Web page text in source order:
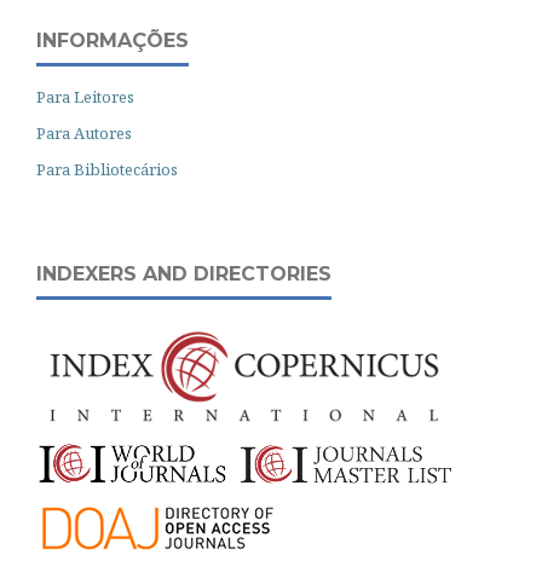
INFORMAÇÕES
Para Leitores
Para Autores
Para Bibliotecários
INDEXERS AND DIRECTORIES